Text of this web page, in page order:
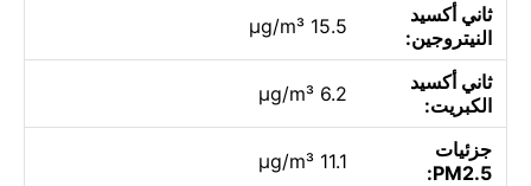
ثاني أكسيد
النيتروجين:
15.5 µg/m³
ثاني أكسيد
الكبريت:
6.2 µg/m³
جزئيات
PM2.5:
11.1 µg/m³